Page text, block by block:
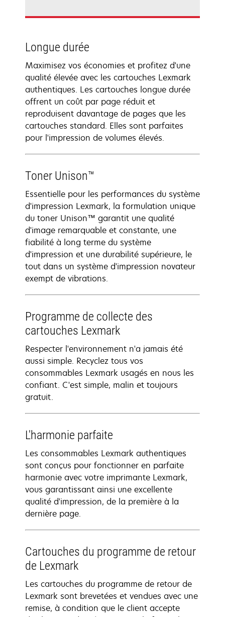
Longue durée
Maximisez vos économies et profitez d'une
qualité élevée avec les cartouches Lexmark
authentiques. Les cartouches longue durée
offrent un coût par page réduit et
reproduisent davantage de pages que les
cartouches standard. Elles sont parfaites
pour l'impression de volumes élevés.
Toner Unison™
Essentielle pour les performances du système
d'impression Lexmark, la formulation unique
du toner Unison™ garantit une qualité
d'image remarquable et constante, une
fiabilité à long terme du système
d'impression et une durabilité supérieure, le
tout dans un système d'impression novateur
exempt de vibrations.
Programme de collecte des
cartouches Lexmark
Respecter l'environnement n'a jamais été
aussi simple. Recyclez tous vos
consommables Lexmark usagés en nous les
confiant. C'est simple, malin et toujours
gratuit.
L'harmonie parfaite
Les consommables Lexmark authentiques
sont conçus pour fonctionner en parfaite
harmonie avec votre imprimante Lexmark,
vous garantissant ainsi une excellente
qualité d'impression, de la première à la
dernière page.
Cartouches du programme de retour
de Lexmark
Les cartouches du programme de retour de
Lexmark sont brevetées et vendues avec une
remise, à condition que le client accepte